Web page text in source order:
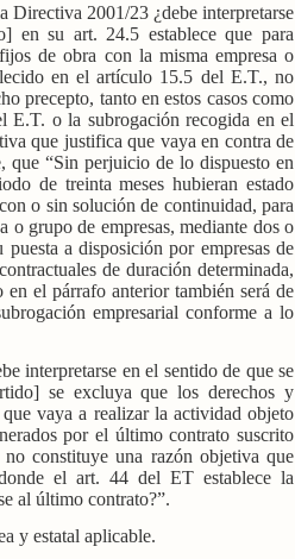
2001/23 ¿debe interpretarse
en su art. 24.5 establece que para
de obra con la misma empresa o
en el artículo 15.5 del E.T., no
precepto, tanto en estos casos como
E.T. o la subrogación recogida en el
que justifica que vaya en contra de
que “Sin perjuicio de lo dispuesto en
de treinta meses hubieran estado
o sin solución de continuidad, para
o grupo de empresas, mediante dos o
puesta a disposición por empresas de
de duración determinada,
el párrafo anterior también será de
empresarial conforme a lo
interpretarse en el sentido de que se
se excluya que los derechos y
vaya a realizar la actividad objeto
por el último contrato suscrito
constituye una razón objetiva que
el art. 44 del ET establece la
al último contrato?”.
y estatal aplicable.